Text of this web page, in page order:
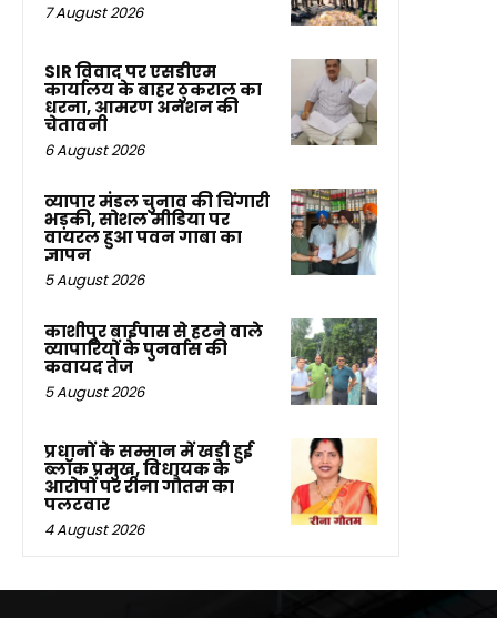
7 August 2026
SIR विवाद पर एसडीएम
कार्यालय के बाहर ठुकराल का
धरना, आमरण अनशन की
चेतावनी
6 August 2026
व्यापार मंडल चुनाव की चिंगारी
भड़की, सोशल मीडिया पर
वायरल हुआ पवन गाबा का
ज्ञापन
5 August 2026
काशीपुर बाईपास से हटने वाले
व्यापारियों के पुनर्वास की
कवायद तेज
5 August 2026
प्रधानों के सम्मान में खड़ी हुई
ब्लॉक प्रमुख, विधायक के
आरोपों पर रीना गौतम का
पलटवार
4 August 2026